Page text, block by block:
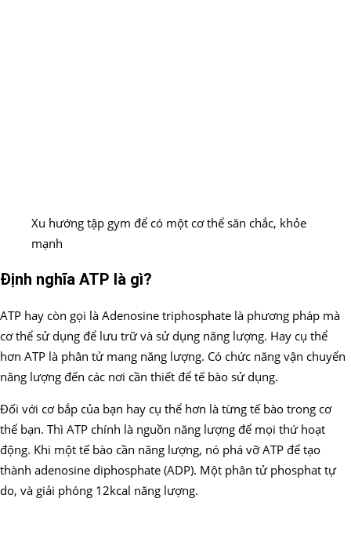
Xu hướng tập gym để có một cơ thể săn chắc, khỏe
mạnh
Định nghĩa ATP là gì?
ATP hay còn gọi là Adenosine triphosphate là phương pháp mà
cơ thể sử dụng để lưu trữ và sử dụng năng lượng. Hay cụ thể
hơn ATP là phân tử mang năng lượng. Có chức năng vận chuyển
năng lượng đến các nơi cần thiết để tế bào sử dụng.
Đối với cơ bắp của bạn hay cụ thể hơn là từng tế bào trong cơ
thể bạn. Thì ATP chính là nguồn năng lượng để mọi thứ hoạt
động. Khi một tế bào cần năng lượng, nó phá vỡ ATP để tạo
thành adenosine diphosphate (ADP). Một phân tử phosphat tự
do, và giải phóng 12kcal năng lượng.